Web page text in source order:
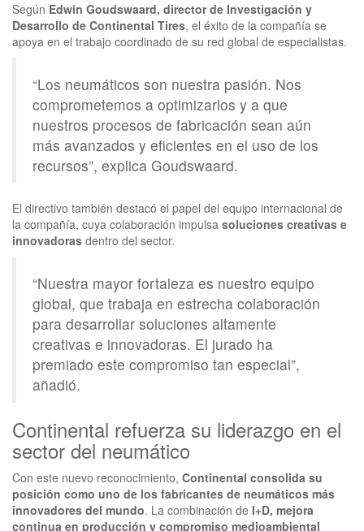
Según Edwin Goudswaard, director de Investigación y
Desarrollo de Continental Tires, el éxito de la compañía se
apoya en el trabajo coordinado de su red global de especialistas.
“Los neumáticos son nuestra pasión. Nos
comprometemos a optimizarlos y a que
nuestros procesos de fabricación sean aún
más avanzados y eficientes en el uso de los
recursos”, explica Goudswaard.
El directivo también destacó el papel del equipo internacional de
la compañía, cuya colaboración impulsa soluciones creativas e
innovadoras dentro del sector.
“Nuestra mayor fortaleza es nuestro equipo
global, que trabaja en estrecha colaboración
para desarrollar soluciones altamente
creativas e innovadoras. El jurado ha
premiado este compromiso tan especial”,
añadió.
Continental refuerza su liderazgo en el
sector del neumático
Con este nuevo reconocimiento, Continental consolida su
posición como uno de los fabricantes de neumáticos más
innovadores del mundo. La combinación de I+D, mejora
continua en producción y compromiso medioambiental